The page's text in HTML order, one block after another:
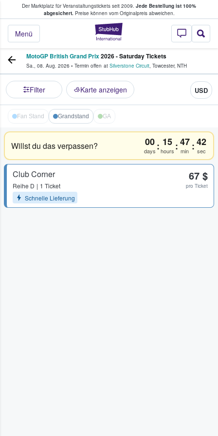
Der Marktplatz für Veranstaltungstickets seit 2009. Jede Bestellung ist 100%
abgesichert.Preise können vom Originalpreis abweichen.
StubHub - Wo
Menü
Tickets kaufen & verkaufen
MotoGP British Grand Prix2026 - Saturday Tickets
Sa., 08. Aug. 2026 • Termin offen at Silverstone Circuit, Towcester, NTH
Filter Karte anzeigen USD
Fan Stand Grandstand GA
Willst du das verpassen? 00
days : 15
hours :47
min :42
sec
Club Corner
Reihe D
1 Ticket
Schnelle Lieferung
67 $
pro Ticket